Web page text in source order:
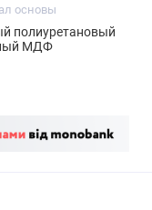
основы
полиуретановый
МДФ